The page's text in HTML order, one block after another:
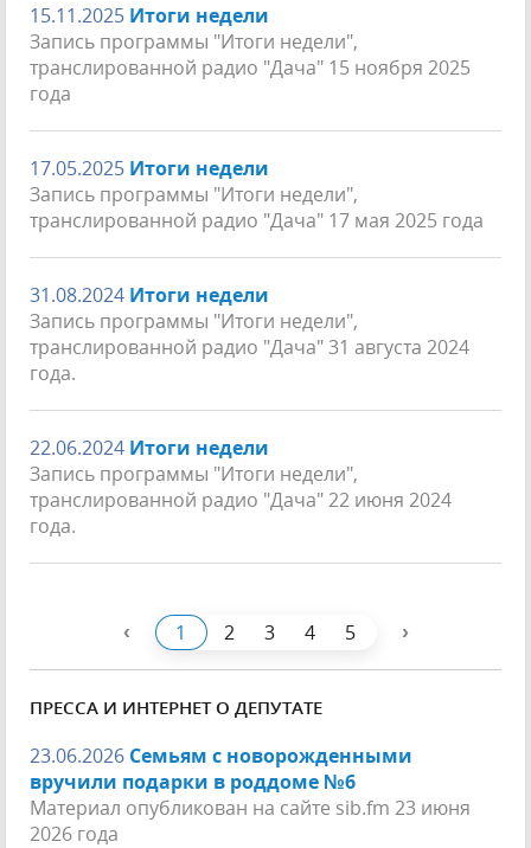
15.11.2025 Итоги недели
Запись программы "Итоги недели",
транслированной радио "Дача" 15 ноября 2025
года
17.05.2025 Итоги недели
Запись программы "Итоги недели",
транслированной радио "Дача" 17 мая 2025 года
31.08.2024 Итоги недели
Запись программы "Итоги недели",
транслированной радио "Дача" 31 августа 2024
года.
22.06.2024 Итоги недели
Запись программы "Итоги недели",
транслированной радио "Дача" 22 июня 2024
года.
‹ 1 2 3 4 5 ›
ПРЕССА И ИНТЕРНЕТ О ДЕПУТАТЕ
23.06.2026 Семьям с новорожденными
вручили подарки в роддоме №6
Материал опубликован на сайте sib.fm 23 июня
2026 года